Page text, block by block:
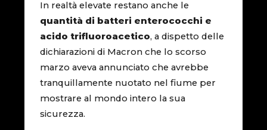
In realtà elevate restano anche le
quantità di batteri enterococchi e
acido trifluoroacetico, a dispetto delle
dichiarazioni di Macron che lo scorso
marzo aveva annunciato che avrebbe
tranquillamente nuotato nel fiume per
mostrare al mondo intero la sua
sicurezza.